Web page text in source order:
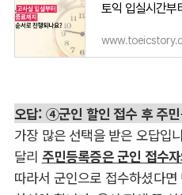
오답: ④군인 할인 접수 후 주
가장 많은 선택을 받은 오답입
달리 주민등록증은 군인 접수
따라서 군인으로 접수하셨다면